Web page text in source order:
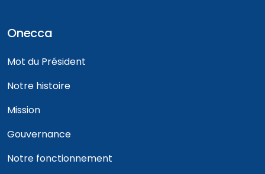
Onecca
Mot du Président
Notre histoire
Mission
Gouvernance
Notre fonctionnement